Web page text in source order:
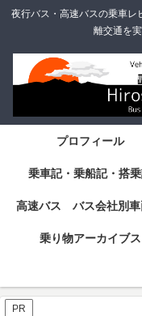
夜行バス・高速バスの乗車レ
離交通を
プロフィール
乗車記・乗船記・搭
乗り物アーカイブス
PR